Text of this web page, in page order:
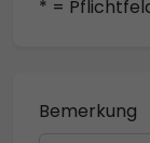
* =
Bemerkung